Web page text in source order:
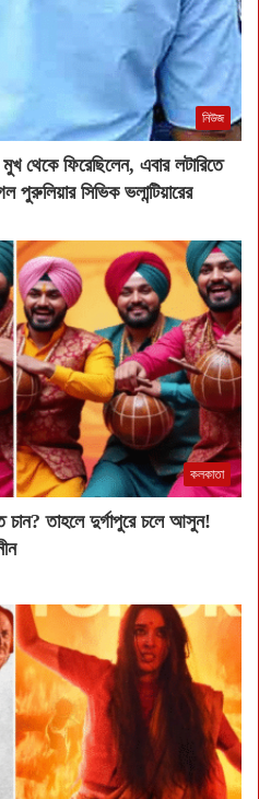
নিউজ
থেকে ফিরেছিলেন, এবার লটারিতে
সিভিক ভলান্টিয়ারের
কলকাতা
তাহলে দুর্গাপুরে চলে আসুন!